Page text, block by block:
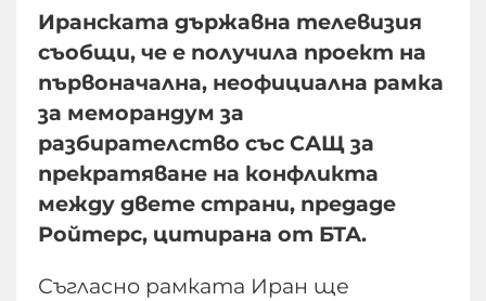
Иранската държавна телевизия
съобщи, че е получила проект на
първоначална, неофициална рамка
за меморандум за
разбирателство със САЩ за
прекратяване на конфликта
между двете страни, предаде
Ройтерс, цитирана от БТА.
Съгласно рамката Иран ще